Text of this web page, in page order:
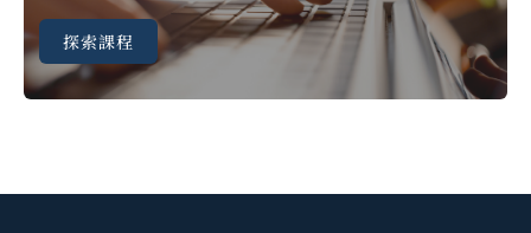
探索課程